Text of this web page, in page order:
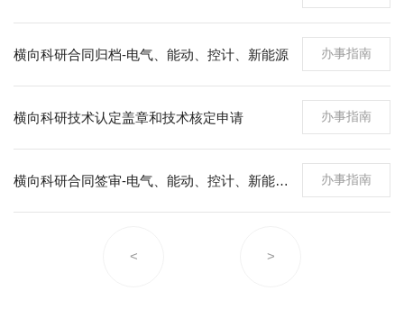
办事指南
横向科研合同归档-电气、能动、控计、新能源
办事指南
横向科研技术认定盖章和技术核定申请
办事指南
横向科研合同签审-电气、能动、控计、新能源、国重和重大
< >